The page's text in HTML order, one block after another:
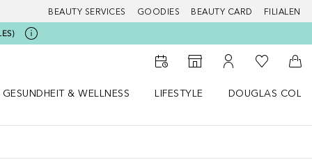
BEAUTY SERVICES GOODIES BEAUTY CARD FILIALEN
Zum Storefinder
Zu Meinem
Zu Meiner
GESUNDHEIT & WELLNESS
LIFESTYLE
DOUGLAS